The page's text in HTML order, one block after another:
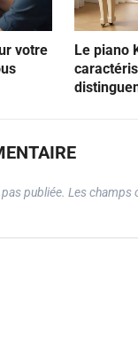
votre
Le piano
publiée. Les champs